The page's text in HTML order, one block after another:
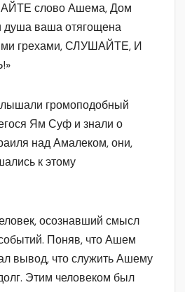
слово Ашема, Дом
душа ваша отягощена
грехами, СЛУШАЙТЕ, И
громоподобный
Ям Суф и знали о
над Амалеком, они,
к этому
осознавший смысл
Поняв, что Ашем
вывод, что служить Ашему
Этим человеком был